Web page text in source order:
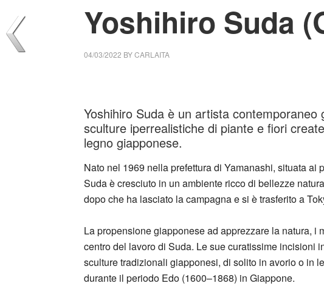
Yoshihiro Suda
04/03/2022 BYCARLAITA
Yoshihiro Suda è un artista
sculture iperrealistiche di piante e fiori
legno giapponese.
Nato nel 1969 nella prefettura di Yamanashi, situata ai
Suda è cresciuto in un ambiente ricco di bellezze
dopo che ha lasciato la campagna e si è trasferito a
La propensione giapponese ad apprezzare la natura, i
centro del lavoro di Suda. Le sue curatissime incisioni
sculture tradizionali giapponesi, di solito in avorio o in
durante il periodo Edo (1600–1868) in Giappone.